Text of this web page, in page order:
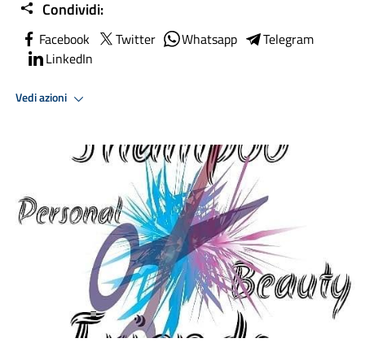
Condividi:
Facebook Twitter Whatsapp
Telegram
LinkedIn
Vedi azioni